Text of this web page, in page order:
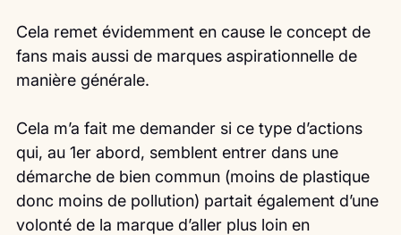
Cela remet évidemment en cause le concept de
fans mais aussi de marques aspirationnelle de
manière générale.
Cela m’a fait me demander si ce type d’actions
qui, au 1er abord, semblent entrer dans une
démarche de bien commun (moins de plastique
donc moins de pollution) partait également d’une
volonté de la marque d’aller plus loin en